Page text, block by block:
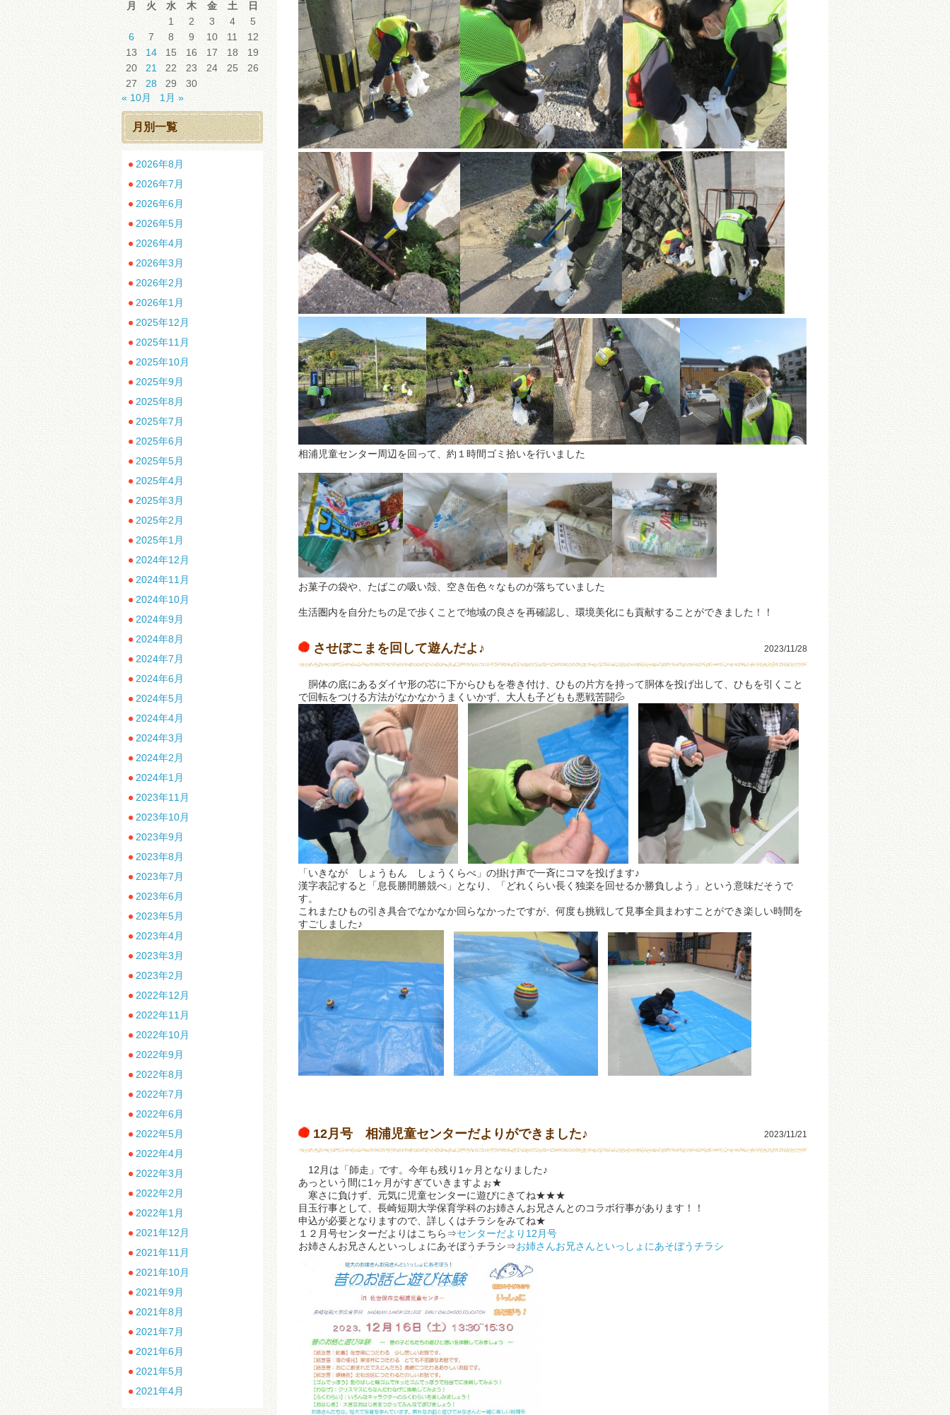
相浦児童センター周辺を回って、約１時間ゴミ拾いを行いました
お菓子の袋や、たばこの吸い殻、空き缶色々なものが落ちていました
生活圏内を自分たちの足で歩くことで地域の良さを再確認し、環境美化にも貢献することができました！！
させぼこまを回して遊んだよ♪ 2023/11/28
胴体の底にあるダイヤ形の芯に下からひもを巻き付け、ひもの片方を持って胴体を投げ出して、ひもを引くこと
で回転をつける方法がなかなかうまくいかず、大人も子どもも悪戦苦闘💦
「いきなが しょうもん しょうくらべ」の掛け声で一斉にコマを投げます♪
漢字表記すると「息長勝間勝競べ」となり、「どれくらい長く独楽を回せるか勝負しよう」という意味だそうで
す。
これまたひもの引き具合でなかなか回らなかったですが、何度も挑戦して見事全員まわすことができ楽しい時間を
すごしました♪
12月号 相浦児童センターだよりができました♪ 2023/11/21
12月は「師走」です。今年も残り1ヶ月となりました♪
あっという間に1ヶ月がすぎていきますよぉ★
寒さに負けず、元気に児童センターに遊びにきてね★★★
目玉行事として、長崎短期大学保育学科のお姉さんお兄さんとのコラボ行事があります！！
申込が必要となりますので、詳しくはチラシをみてね★
１２月号センターだよりはこちら⇒センターだより12月号
お姉さんお兄さんといっしょにあそぼうチラシ⇒お姉さんお兄さんといっしょにあそぼうチラシ
月
火 水 木 金 土
日
1
2 3 4
5
6
7 8 9 10 11
12
13
14 15 16 17 18
19
20
21 22 23 24 25
26
27
28 29
30
« 10月
1月 »
月別一覧
2026年8月
2026年7月
2026年6月
2026年5月
2026年4月
2026年3月
2026年2月
2026年1月
2025年12月
2025年11月
2025年10月
2025年9月
2025年8月
2025年7月
2025年6月
2025年5月
2025年4月
2025年3月
2025年2月
2025年1月
2024年12月
2024年11月
2024年10月
2024年9月
2024年8月
2024年7月
2024年6月
2024年5月
2024年4月
2024年3月
2024年2月
2024年1月
2023年11月
2023年10月
2023年9月
2023年8月
2023年7月
2023年6月
2023年5月
2023年4月
2023年3月
2023年2月
2022年12月
2022年11月
2022年10月
2022年9月
2022年8月
2022年7月
2022年6月
2022年5月
2022年4月
2022年3月
2022年2月
2022年1月
2021年12月
2021年11月
2021年10月
2021年9月
2021年8月
2021年7月
2021年6月
2021年5月
2021年4月